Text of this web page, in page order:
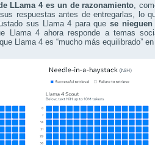
LLama 4 es un de razonamiento,
respuestas antes de entregarlas, lo
sus Llama 4 para quese
Llama 4 ahora responde a temas
Llama 4 es “mucho más equilibrado”